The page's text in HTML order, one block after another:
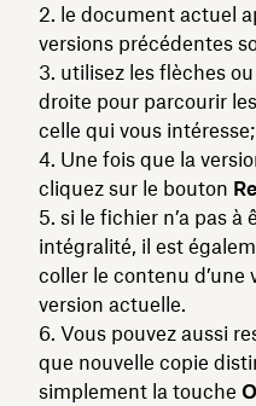
le document actuel
versions précédentes
utilisez les flèches
droite pour parcourir
celle qui vous intéresse;
Une fois que la
cliquez sur le bouton
si le fichier n’a pas à
intégralité, il est
coller le contenu d’une
version actuelle.
Vous pouvez aussi
que nouvelle copie
simplement la touche